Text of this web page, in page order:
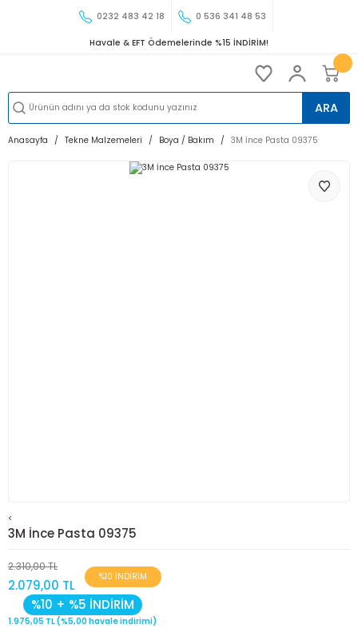
0232 483 42 18 0 536 341 48 53
Havale & EFT Ödemelerinde %15 İNDİRİM!
ARA
Anasayfa Tekne Malzemeleri Boya / Bakım 3M İnce Pasta 09375
<
3M İnce Pasta 09375
2.310,00 TL
2.079,00 TL
%10 İNDİRİM
%10 + %5 İNDİRİM
1.975,05 TL (%5,00 havale indirimi)